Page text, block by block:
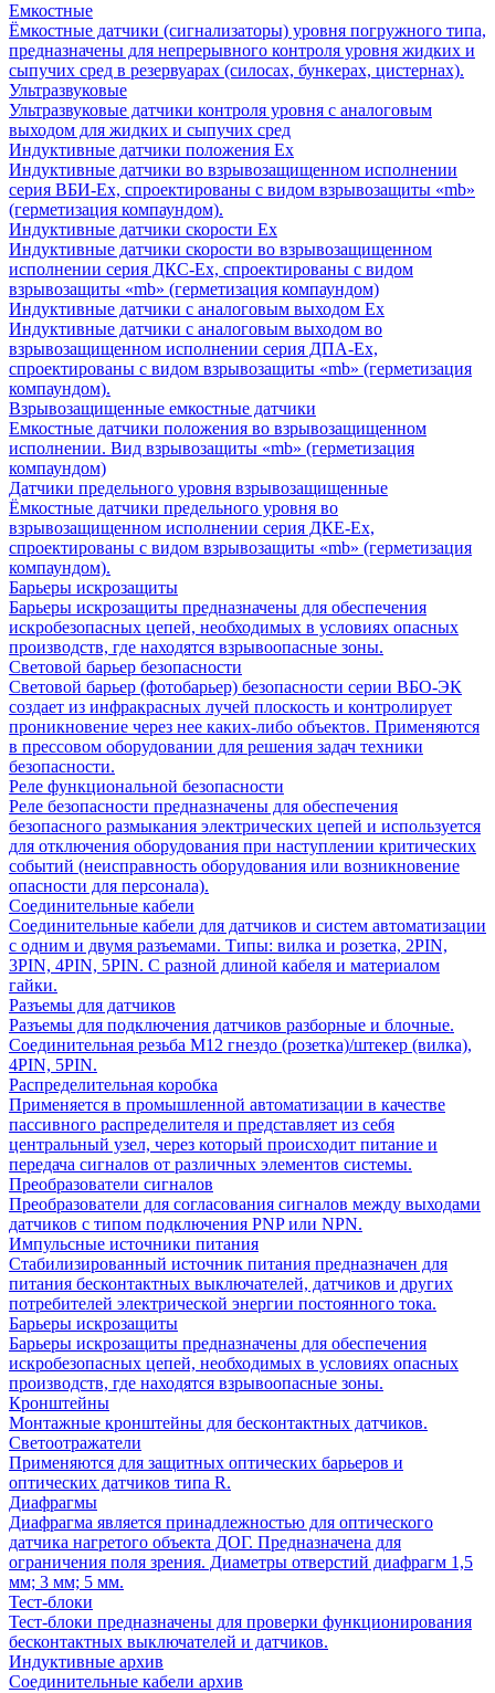
Емкостные
Ёмкостные датчики (сигнализаторы) уровня погружного типа,
предназначены для непрерывного контроля уровня жидких и
сыпучих сред в резервуарах (силосах, бункерах, цистернах).
Ультразвуковые
Ультразвуковые датчики контроля уровня с аналоговым
выходом для жидких и сыпучих сред
Индуктивные датчики положения Ех
Индуктивные датчики во взрывозащищенном исполнении
серия ВБИ-Ех, спроектированы с видом взрывозащиты «mb»
(герметизация компаундом).
Индуктивные датчики скорости Ех
Индуктивные датчики скорости во взрывозащищенном
исполнении серия ДКС-Ех, спроектированы с видом
взрывозащиты «mb» (герметизация компаундом)
Индуктивные датчики с аналоговым выходом Ех
Индуктивные датчики с аналоговым выходом во
взрывозащищенном исполнении серия ДПА-Ех,
спроектированы с видом взрывозащиты «mb» (герметизация
компаундом).
Взрывозащищенные емкостные датчики
Емкостные датчики положения во взрывозащищенном
исполнении. Вид взрывозащиты «mb» (герметизация
компаундом)
Датчики предельного уровня взрывозащищенные
Ёмкостные датчики предельного уровня во
взрывозащищенном исполнении серия ДКЕ-Ех,
спроектированы с видом взрывозащиты «mb» (герметизация
компаундом).
Барьеры искрозащиты
Барьеры искрозащиты предназначены для обеспечения
искробезопасных цепей, необходимых в условиях опасных
производств, где находятся взрывоопасные зоны.
Световой барьер безопасности
Световой барьер (фотобарьер) безопасности серии ВБО-ЭК
создает из инфракрасных лучей плоскость и контролирует
проникновение через нее каких-либо объектов. Применяются
в прессовом оборудовании для решения задач техники
безопасности.
Реле функциональной безопасности
Реле безопасности предназначены для обеспечения
безопасного размыкания электрических цепей и используется
для отключения оборудования при наступлении критических
событий (неисправность оборудования или возникновение
опасности для персонала).
Соединительные кабели
Соединительные кабели для датчиков и систем автоматизации
с одним и двумя разъемами. Типы: вилка и розетка, 2PIN,
3PIN, 4PIN, 5PIN. С разной длиной кабеля и материалом
гайки.
Разъемы для датчиков
Разъемы для подключения датчиков разборные и блочные.
Соединительная резьба М12 гнездо (розетка)/штекер (вилка),
4PIN, 5PIN.
Распределительная коробка
Применяется в промышленной автоматизации в качестве
пассивного распределителя и представляет из себя
центральный узел, через который происходит питание и
передача сигналов от различных элементов системы.
Преобразователи сигналов
Преобразователи для согласования сигналов между выходами
датчиков с типом подключения PNP или NPN.
Импульсные источники питания
Стабилизированный источник питания предназначен для
питания бесконтактных выключателей, датчиков и других
потребителей электрической энергии постоянного тока.
Барьеры искрозащиты
Барьеры искрозащиты предназначены для обеспечения
искробезопасных цепей, необходимых в условиях опасных
производств, где находятся взрывоопасные зоны.
Кронштейны
Монтажные кронштейны для бесконтактных датчиков.
Светоотражатели
Применяются для защитных оптических барьеров и
оптических датчиков типа R.
Диафрагмы
Диафрагма является принадлежностью для оптического
датчика нагретого объекта ДОГ. Предназначена для
ограничения поля зрения. Диаметры отверстий диафрагм 1,5
мм; 3 мм; 5 мм.
Тест-блоки
Тест-блоки предназначены для проверки функционирования
бесконтактных выключателей и датчиков.
Индуктивные архив
Соединительные кабели архив